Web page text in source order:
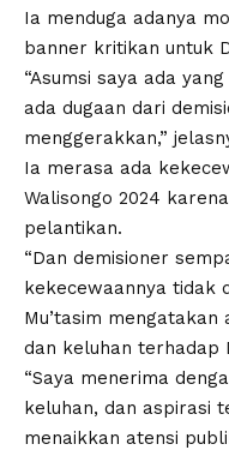
Ia menduga adanya
banner kritikan untuk
“Asumsi saya ada
ada dugaan dari
menggerakkan,”
Ia merasa ada
Walisongo 2024
pelantikan.
“Dan demisioner
kekecewaannya tidak
Mu’tasim
dan keluhan terhadap
“Saya menerima
keluhan, dan aspirasi
menaikkan atensi